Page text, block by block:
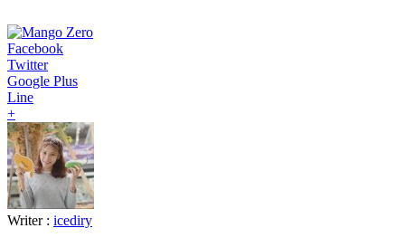
Facebook
Twitter
Google Plus
Line
+
Writer : icediry